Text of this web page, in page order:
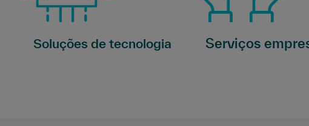
Soluções de tecnologia Serviços